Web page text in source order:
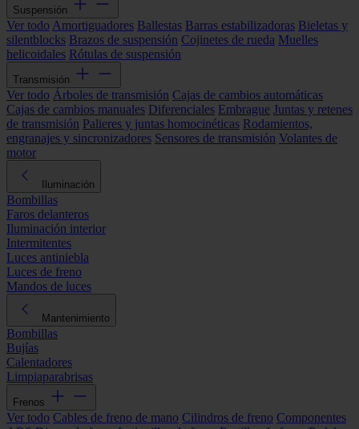
Suspensión
Ver todo Amortiguadores Ballestas Barras estabilizadoras Bieletas y
silentblocks Brazos de suspensión Cojinetes de rueda Muelles
helicoidales Rótulas de suspensión
Transmisión
Ver todo Árboles de transmisión Cajas de cambios automáticas
Cajas de cambios manuales Diferenciales Embrague Juntas y retenes
de transmisión Palieres y juntas homocinéticas Rodamientos,
engranajes y sincronizadores Sensores de transmisión Volantes de
motor
Iluminación
Bombillas
Faros delanteros
Iluminación interior
Intermitentes
Luces antiniebla
Luces de freno
Mandos de luces
Mantenimiento
Bombillas
Bujías
Calentadores
Limpiaparabrisas
Frenos
Ver todo Cables de freno de mano Cilindros de freno Componentes